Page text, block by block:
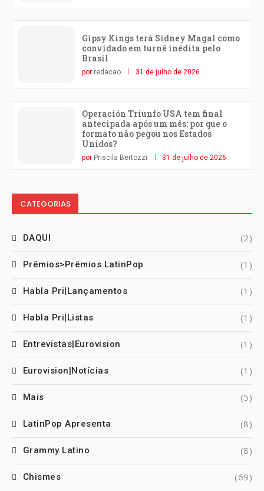
Gipsy Kings terá Sidney Magal como
convidado em turnê inédita pelo
Brasil
por redacao 31 de julho de 2026
Operación Triunfo USA tem final
antecipada após um mês: por que o
formato não pegou nos Estados
Unidos?
por Priscila Bertozzi 31 de julho de 2026
CATEGORIAS
DAQUI (2)
Prêmios>Prêmios LatinPop (1)
Habla Pri|Lançamentos (1)
Habla Pri|Listas (1)
Entrevistas|Eurovision (1)
Eurovision|Notícias (1)
Mais (5)
LatinPop Apresenta (8)
Grammy Latino (8)
Chismes (69)